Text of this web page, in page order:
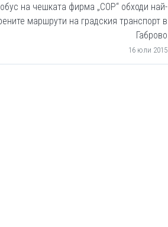
на чешката фирма „СОР“ обходи най-
маршрути на градския транспорт в
Габрово
16 юли 2015